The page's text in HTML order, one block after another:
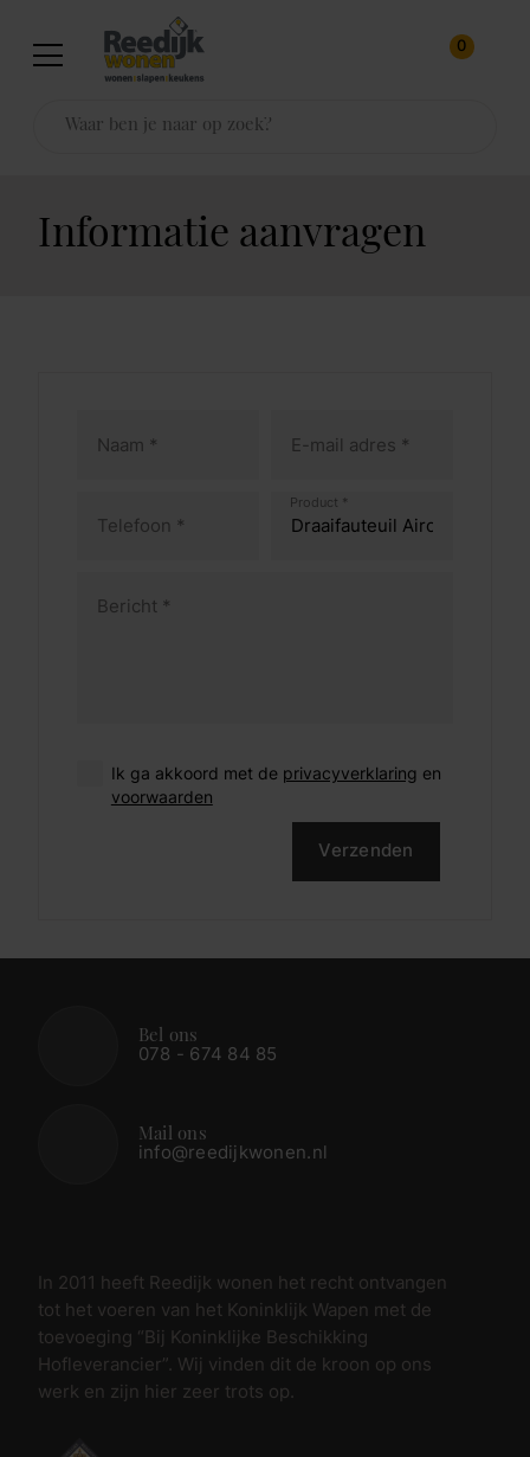
0
Informatie aanvragen
Product *
Ik ga akkoord met de privacyverklaring en
voorwaarden
Verzenden
Bel ons
078 - 674 84 85
Mail ons
info@reedijkwonen.nl
In 2011 heeft Reedijk wonen het recht ontvangen
tot het voeren van het Koninklijk Wapen met de
toevoeging “Bij Koninklijke Beschikking
Hofleverancier”. Wij vinden dit de kroon op ons
werk en zijn hier zeer trots op.